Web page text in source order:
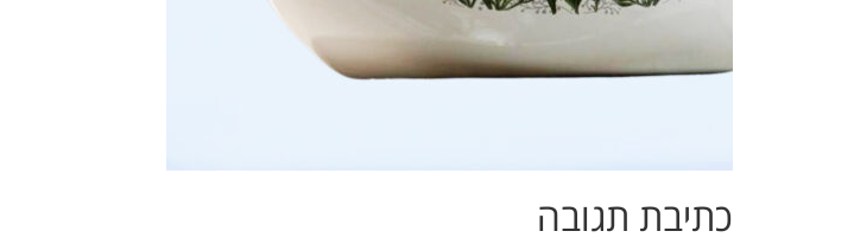
כתיבת תגובה